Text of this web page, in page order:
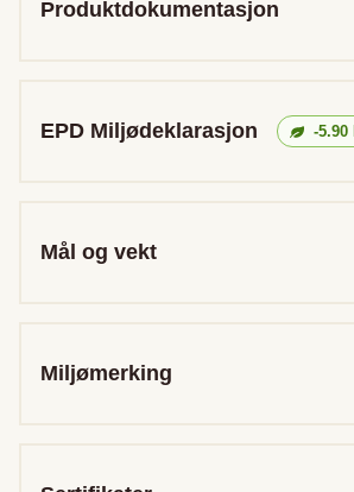
Produktdokumentasjon
EPD Miljødeklarasjon -5.90
Mål og vekt
Miljømerking